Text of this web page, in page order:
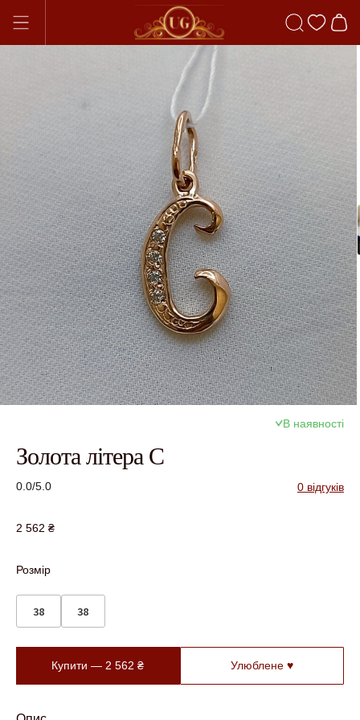
В наявності
Золота літера С
0.0/5.0 0 відгуків
2 562 ₴
Розмір
38 38
Купити —2 562₴ Улюблене ♥